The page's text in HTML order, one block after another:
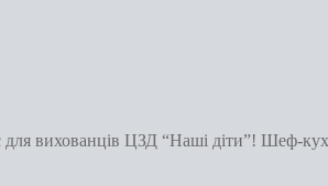
для вихованців ЦЗД “Наші діти”! Шеф-